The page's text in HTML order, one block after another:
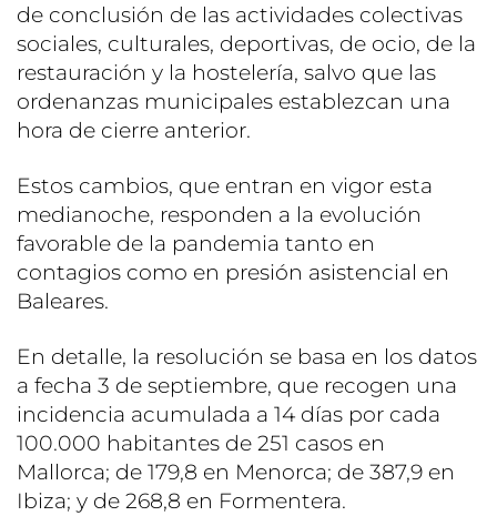
de conclusión de las actividades colectivas
sociales, culturales, deportivas, de ocio, de la
restauración y la hostelería, salvo que las
ordenanzas municipales establezcan una
hora de cierre anterior.
Estos cambios, que entran en vigor esta
medianoche, responden a la evolución
favorable de la pandemia tanto en
contagios como en presión asistencial en
Baleares.
En detalle, la resolución se basa en los datos
a fecha 3 de septiembre, que recogen una
incidencia acumulada a 14 días por cada
100.000 habitantes de 251 casos en
Mallorca; de 179,8 en Menorca; de 387,9 en
Ibiza; y de 268,8 en Formentera.